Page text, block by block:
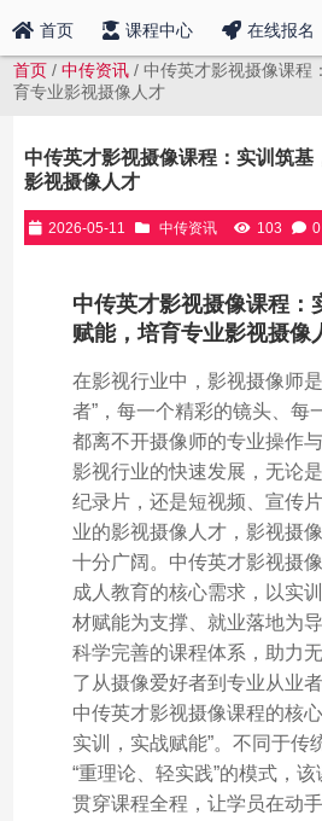
首页 课程中心 在线报名
首页 /中传资讯 / 中传英才影视摄像课程
育专业影视摄像人才
中传英才影视摄像课程：实训筑基
影视摄像人才
2026-05-11 中传资讯 103 0
中传英才影视摄像课程：
赋能，培育专业影视摄像
在影视行业中，影视摄像师
者”，每一个精彩的镜头、每
都离不开摄像师的专业操作
影视行业的快速发展，无论
纪录片，还是短视频、宣传
业的影视摄像人才，影视摄
十分广阔。中传英才影视摄
成人教育的核心需求，以实
材赋能为支撑、就业落地为
科学完善的课程体系，助力
了从摄像爱好者到专业从业者
中传英才影视摄像课程的核
实训，实战赋能”。不同于传
“重理论、轻实践”的模式，
贯穿课程全程，让学员在动